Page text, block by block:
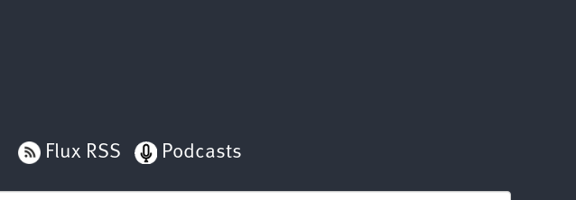
Flux RSS Podcasts